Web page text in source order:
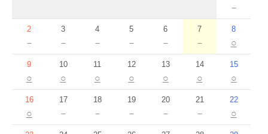
－
2
－
3
－
4
－
5
－
6
－
7
－
8
○
9
○
10
○
11
○
12
○
13
○
14
○
15
○
16
○
17
－
18
－
19
－
20
－
21
－
22
○